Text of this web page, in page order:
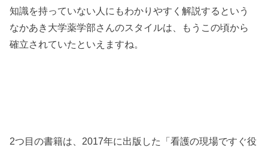
知識を持っていない人にもわかりやすく解説するという
なかあき大学薬学部さんのスタイルは、もうこの頃から
確立されていたといえますね。
2つ目の書籍は、2017年に出版した「看護の現場ですぐ役